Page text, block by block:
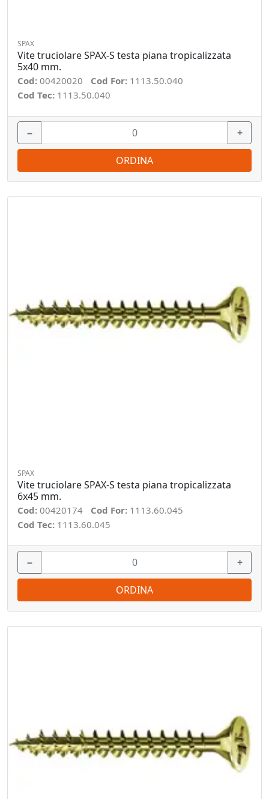
SPAX
Vite truciolare SPAX-S testa piana tropicalizzata
5x40 mm.
Cod: 00420020 Cod For: 1113.50.040
Cod Tec: 1113.50.040
− +
ORDINA
SPAX
Vite truciolare SPAX-S testa piana tropicalizzata
6x45 mm.
Cod: 00420174 Cod For: 1113.60.045
Cod Tec: 1113.60.045
− +
ORDINA